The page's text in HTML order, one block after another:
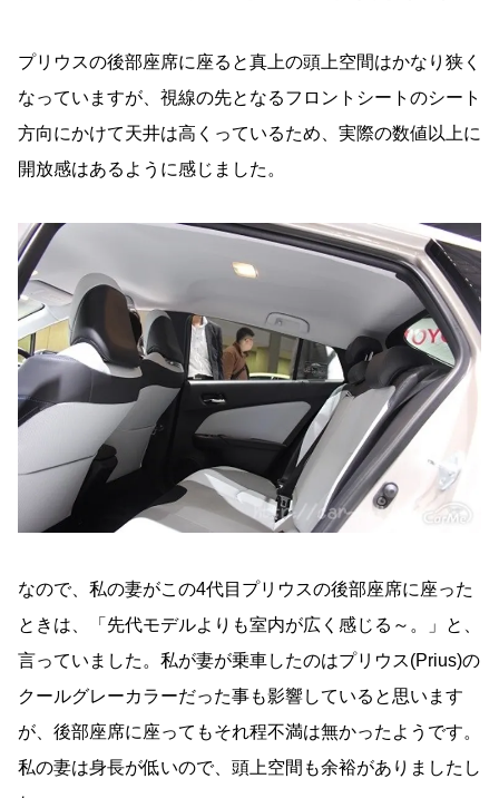
プリウスの後部座席に座ると真上の頭上空間はかなり狭く
なっていますが、視線の先となるフロントシートのシート
方向にかけて天井は高くっているため、実際の数値以上に
開放感はあるように感じました。
なので、私の妻がこの4代目プリウスの後部座席に座った
ときは、「先代モデルよりも室内が広く感じる～。」と、
言っていました。私が妻が乗車したのはプリウス(Prius)の
クールグレーカラーだった事も影響していると思います
が、後部座席に座ってもそれ程不満は無かったようです。
私の妻は身長が低いので、頭上空間も余裕がありましたし